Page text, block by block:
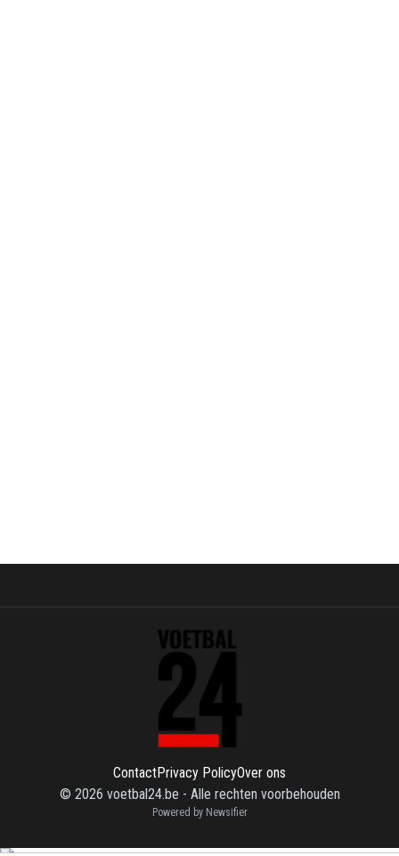
ContactPrivacy PolicyOver ons
© 2026 voetbal24.be - Alle rechten voorbehouden
Powered by Newsifier